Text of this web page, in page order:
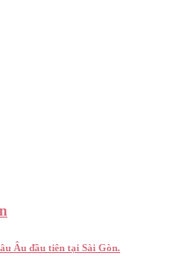
Âu đầu tiên tại Sài Gòn.